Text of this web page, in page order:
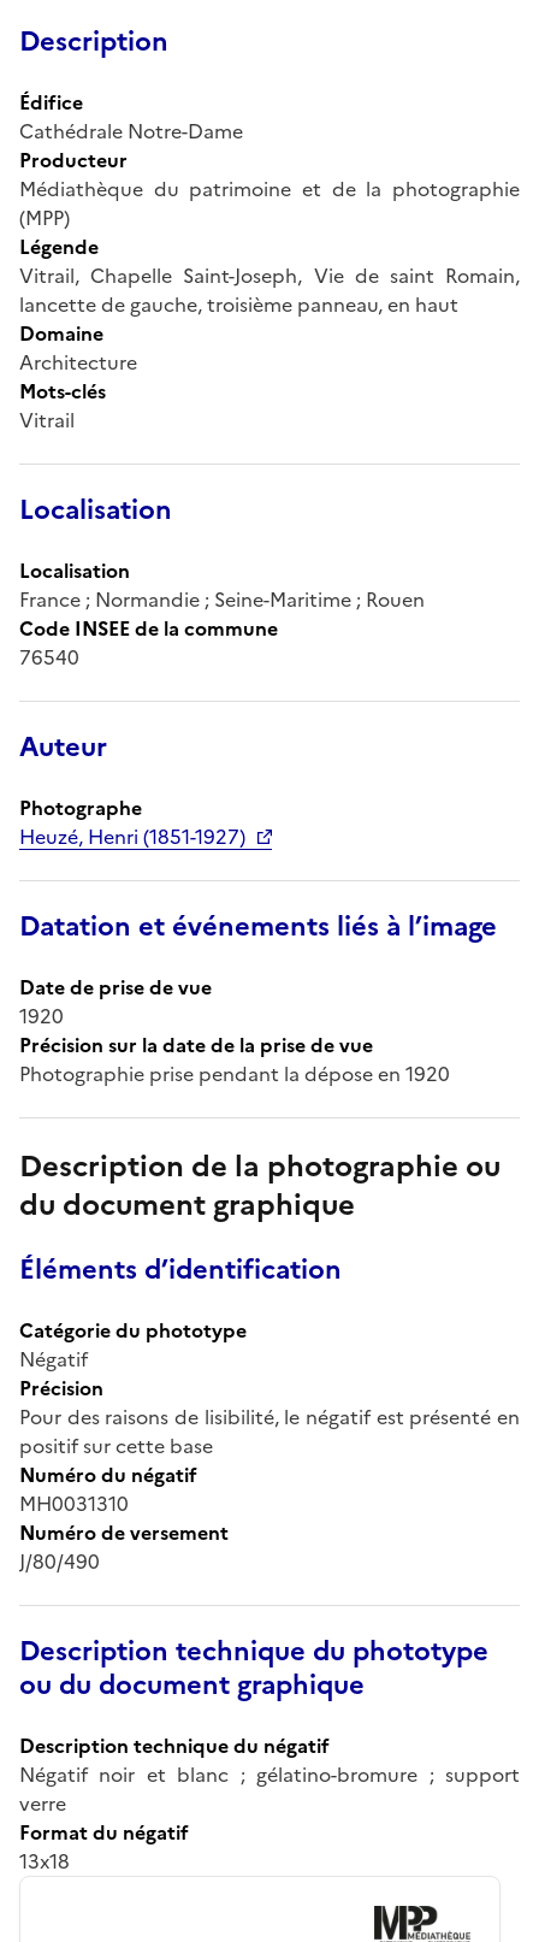
Description
Édifice
Cathédrale Notre-Dame
Producteur
Médiathèque du patrimoine et de la photographie
(MPP)
Légende
Vitrail, Chapelle Saint-Joseph, Vie de saint Romain,
lancette de gauche, troisième panneau, en haut
Domaine
Architecture
Mots-clés
Vitrail
Localisation
Localisation
France ; Normandie ; Seine-Maritime ; Rouen
Code INSEE de la commune
76540
Auteur
Photographe
Heuzé, Henri (1851-1927)
Datation et événements liés à l’image
Date de prise de vue
1920
Précision sur la date de la prise de vue
Photographie prise pendant la dépose en 1920
Description de la photographie ou
du document graphique
Éléments d’identification
Catégorie du phototype
Négatif
Précision
Pour des raisons de lisibilité, le négatif est présenté en
positif sur cette base
Numéro du négatif
MH0031310
Numéro de versement
J/80/490
Description technique du phototype
ou du document graphique
Description technique du négatif
Négatif noir et blanc ; gélatino-bromure ; support
verre
Format du négatif
13x18